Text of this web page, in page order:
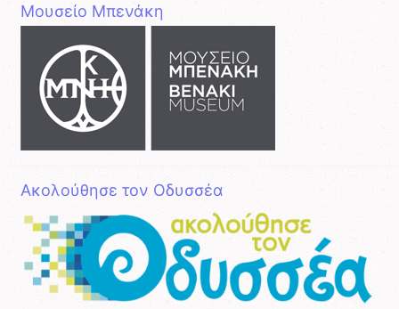
Μουσείο Μπενάκη
Ακολούθησε τον Οδυσσέα